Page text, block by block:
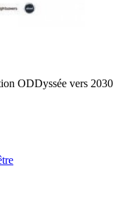
ODDyssée vers 2030